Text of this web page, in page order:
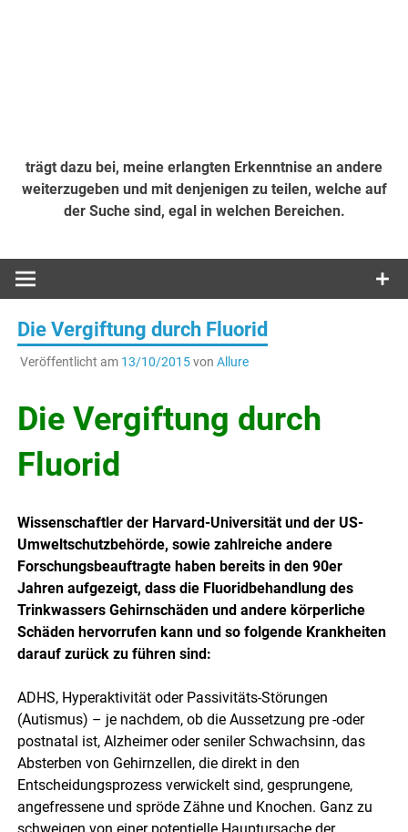
trägt dazu bei, meine erlangten Erkenntnise an andere
weiterzugeben und mit denjenigen zu teilen, welche auf
der Suche sind, egal in welchen Bereichen.
Die Vergiftung durch Fluorid
Veröffentlicht am 13/10/2015von Allure
Die Vergiftung durch
Fluorid
Wissenschaftler der Harvard-Universität und der US-
Umweltschutzbehörde, sowie zahlreiche andere
Forschungsbeauftragte haben bereits in den 90er
Jahren aufgezeigt, dass die Fluoridbehandlung des
Trinkwassers Gehirnschäden und andere körperliche
Schäden hervorrufen kann und so folgende Krankheiten
darauf zurück zu führen sind:
ADHS, Hyperaktivität oder Passivitäts-Störungen
(Autismus) – je nachdem, ob die Aussetzung pre -oder
postnatal ist, Alzheimer oder seniler Schwachsinn, das
Absterben von Gehirnzellen, die direkt in den
Entscheidungsprozess verwickelt sind, gesprungene,
angefressene und spröde Zähne und Knochen. Ganz zu